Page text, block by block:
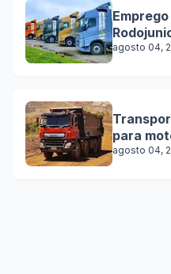
agosto 04,
para
agosto 04,